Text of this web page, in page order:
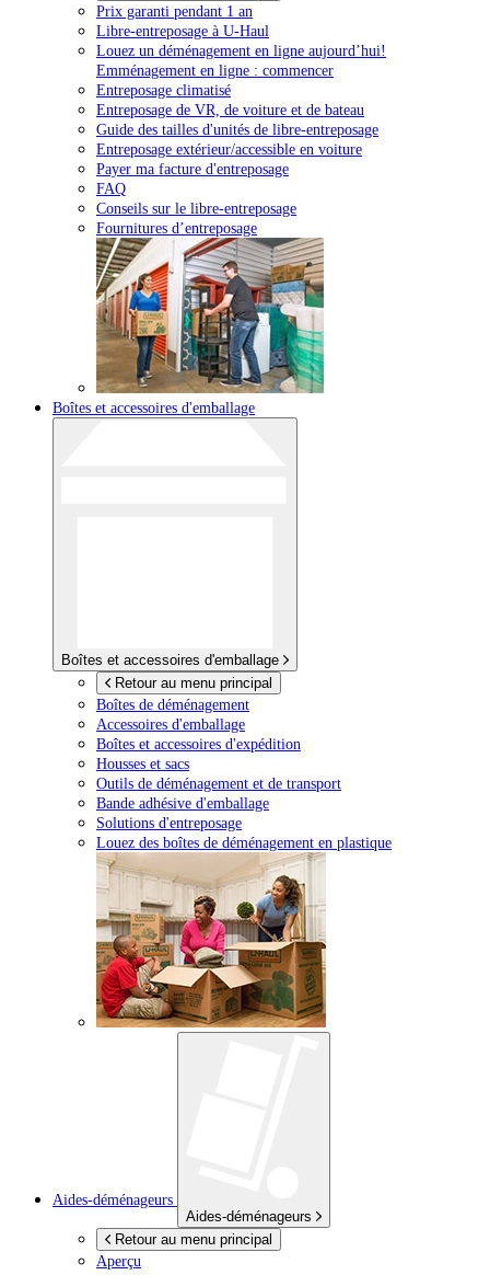
Prix garanti pendant 1 an
Libre-entreposage à U-Haul
Louez un déménagement en ligne aujourd’hui!
Emménagement en ligne : commencer
Entreposage climatisé
Entreposage de VR, de voiture et de bateau
Guide des tailles d'unités de libre-entreposage
Entreposage extérieur/accessible en voiture
Payer ma facture d'entreposage
FAQ
Conseils sur le libre-entreposage
Fournitures d’entreposage
Boîtes et accessoires d'emballage
Boîtes et accessoires d'emballage
Retour au menu principal
Boîtes de déménagement
Accessoires d'emballage
Boîtes et accessoires d'expédition
Housses et sacs
Outils de déménagement et de transport
Bande adhésive d'emballage
Solutions d'entreposage
Louez des boîtes de déménagement en plastique
Aides-déménageurs
Aides-déménageurs
Retour au menu principal
Aperçu